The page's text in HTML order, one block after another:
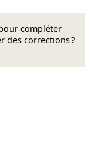
compléter
des corrections ?
Mastodon
sur Bluesky
sur Facebook